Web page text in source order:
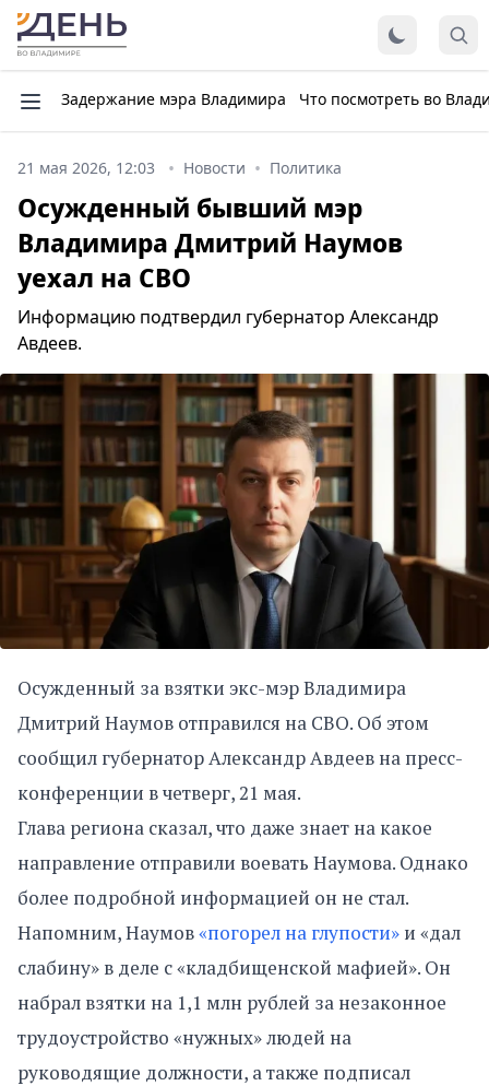
Задержание мэра Владимира Что посмотреть во
21 мая 2026, 12:03 Новости Политика
Осужденный бывший мэр
Владимира Дмитрий Наумов
уехал на СВО
Информацию подтвердил губернатор Александр
Авдеев.
Осужденный за взятки экс-мэр Владимира
Дмитрий Наумов отправился на СВО. Об этом
сообщил губернатор Александр Авдеев на пресс-
конференции в четверг, 21 мая.
Глава региона сказал, что даже знает на какое
направление отправили воевать Наумова. Однако
более подробной информацией он не стал.
Напомним, Наумов«погорел на глупости» и «дал
слабину» в деле с «кладбищенской мафией». Он
набрал взятки на 1,1 млн рублей за незаконное
трудоустройство «нужных» людей на
руководящие должности, а также подписал